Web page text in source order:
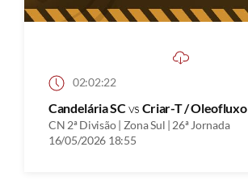
02:02:22
Candelária SCvs Criar-T / Oleofluxo
CN 2ª Divisão | Zona Sul | 26ª Jornada
16/05/2026 18:55